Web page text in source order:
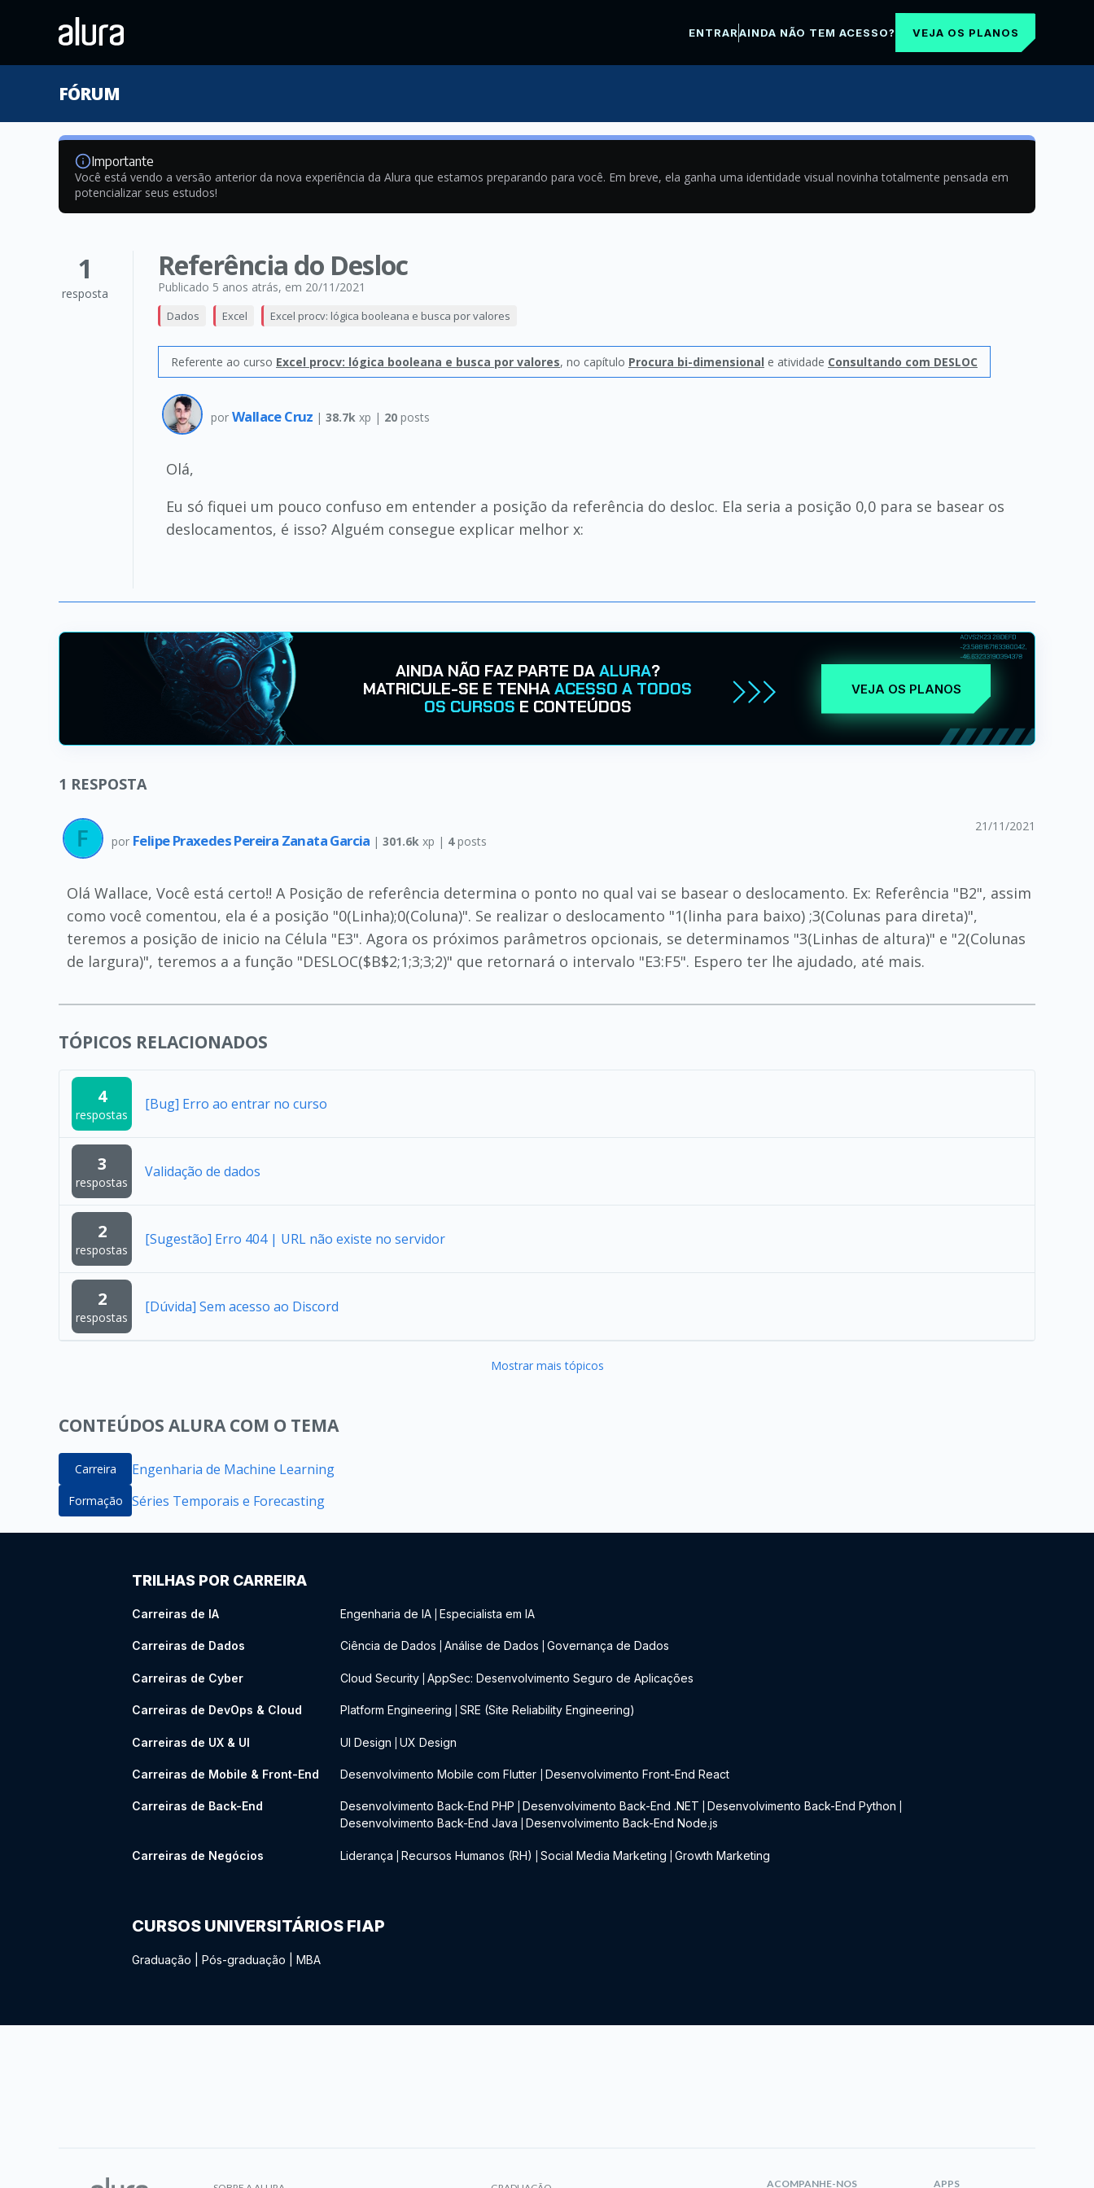
ENTRARAINDA NÃO TEM ACESSO? VEJA OS PLANOS
FÓRUM
Importante
Você está vendo a versão anterior da nova experiência da Alura que estamos preparando para você. Em breve, ela ganha uma identidade visual novinha totalmente pensada em
potencializar seus estudos!
1
resposta
Referência do Desloc
Publicado 5 anos atrás, em 20/11/2021
Dados Excel Excel procv: lógica booleana e busca por valores
Referente ao curso Excel procv: lógica booleana e busca por valores, no capítulo Procura bi-dimensional e atividade Consultando com DESLOC
por Wallace Cruz |38.7k xp | 20 posts
Olá,
Eu só fiquei um pouco confuso em entender a posição da referência do desloc. Ela seria a posição 0,0 para se basear os
deslocamentos, é isso? Alguém consegue explicar melhor x:
AINDA NÃO FAZ PARTE DAALURA?
MATRICULE-SE E TENHAACESSO A TODOS
OS CURSOS E CONTEÚDOS
VEJA OS PLANOS
1 RESPOSTA
por Felipe Praxedes Pereira Zanata Garcia |301.6k xp | 4posts
21/11/2021
Olá Wallace, Você está certo!! A Posição de referência determina o ponto no qual vai se basear o deslocamento. Ex: Referência "B2", assim
como você comentou, ela é a posição "0(Linha);0(Coluna)". Se realizar o deslocamento "1(linha para baixo) ;3(Colunas para direta)",
teremos a posição de inicio na Célula "E3". Agora os próximos parâmetros opcionais, se determinamos "3(Linhas de altura)" e "2(Colunas
de largura)", teremos a a função "DESLOC($B$2;1;3;3;2)" que retornará o intervalo "E3:F5". Espero ter lhe ajudado, até mais.
TÓPICOS RELACIONADOS
4
respostas
[Bug] Erro ao entrar no curso
3
respostas
Validação de dados
2
respostas
[Sugestão] Erro 404 | URL não existe no servidor
2
respostas
[Dúvida] Sem acesso ao Discord
Mostrar mais tópicos
CONTEÚDOS ALURA COM O TEMA
Carreira Engenharia de Machine Learning
Formação Séries Temporais e Forecasting
TRILHAS POR CARREIRA
Carreiras de IA Engenharia de IA Especialista em IA
Carreiras de Dados Ciência de Dados Análise de Dados Governança de Dados
Carreiras de Cyber Cloud Security AppSec: Desenvolvimento Seguro de Aplicações
Carreiras de DevOps & Cloud Platform Engineering SRE (Site Reliability Engineering)
Carreiras de UX & UI UI Design UX Design
Carreiras de Mobile & Front-End Desenvolvimento Mobile com Flutter Desenvolvimento Front-End React
Carreiras de Back-End Desenvolvimento Back-End PHP Desenvolvimento Back-End .NET Desenvolvimento Back-End Python
Desenvolvimento Back-End Java Desenvolvimento Back-End Node.js
Carreiras de Negócios Liderança Recursos Humanos (RH) Social Media Marketing Growth Marketing
CURSOS UNIVERSITÁRIOS FIAP
Graduação Pós-graduação MBA
ACOMPANHE-NOS APPS